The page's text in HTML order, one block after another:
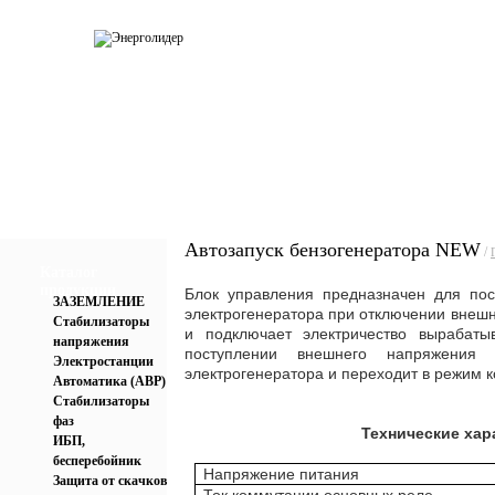
ЗАЗЕМЛЕНИЕ
Стабилизаторы
напряжения
Электростанции
Автоматика (АВР)
Стабилизаторы
фаз
ИБП,
бесперебойник
Защита от скачков
Автозапуск бензогенератора NEW /
Блок управления предназначен для
электрогенератора при отключении
и подключает электричество
поступлении внешнего
электрогенератора и переходит в режим
Технические
Напряжение питания